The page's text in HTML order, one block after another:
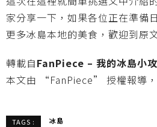
家分享一下，如果各位正在準備
更多冰島本地的美食，歡迎到原
轉載自FanPiece – 我的冰島小
本文由 “FanPiece” 授權報導，
TAGS : 冰島